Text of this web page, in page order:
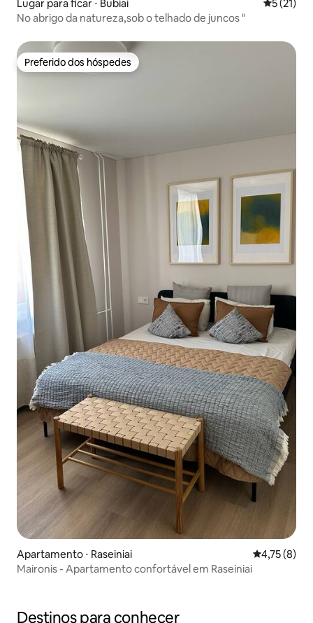
Lugar para ficar ⋅ Bubiai 5 de uma
5 (21)
No abrigo da natureza,sob o telhado de juncos "
Preferido dos hóspedes
Preferido dos hóspedes
Apartamento ⋅ Raseiniai 4,75 de
4,75 (8)
Maironis - Apartamento confortável em Raseiniai
Destinos para conhecer